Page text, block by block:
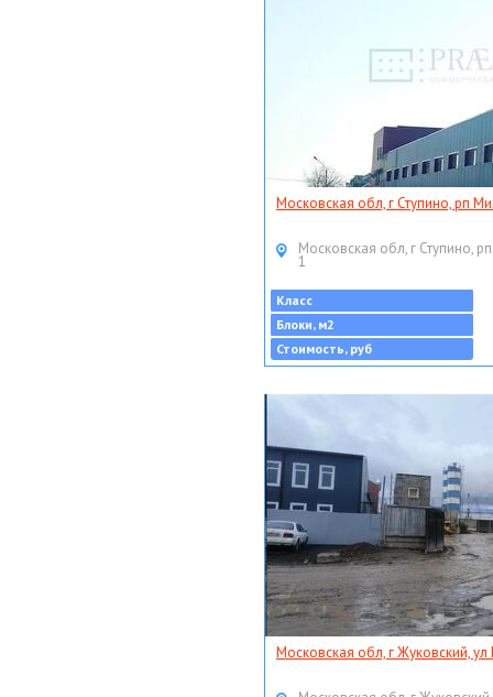
Московская обл, г Ступино, рп
Московская обл, г Ступино,
1
Класс
Блоки, м2
Стоимость, руб
Московская обл, г Жуковский,